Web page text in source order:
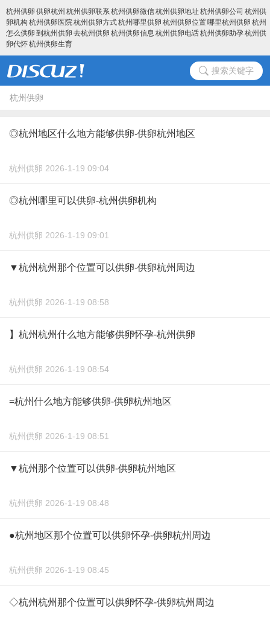
杭州供卵 供卵杭州 杭州供卵联系杭州供卵微信杭州供卵地址 杭州供卵公司 杭州供
卵机构 杭州供卵医院杭州供卵方式杭州哪里供卵 杭州供卵位置哪里杭州供卵 杭州
怎么供卵 到杭州供卵 去杭州供卵 杭州供卵信息 杭州供卵电话杭州供卵助孕杭州供
卵代怀杭州供卵生育
搜索关键字
杭州供卵
◎杭州地区什么地方能够供卵-供卵杭州地区
杭州供卵 2026-1-19 09:04
◎杭州哪里可以供卵-杭州供卵机构
杭州供卵 2026-1-19 09:01
▼杭州杭州那个位置可以供卵-供卵杭州周边
杭州供卵 2026-1-19 08:58
】杭州杭州什么地方能够供卵怀孕-杭州供卵
杭州供卵 2026-1-19 08:54
=杭州什么地方能够供卵-供卵杭州地区
杭州供卵 2026-1-19 08:51
▼杭州那个位置可以供卵-供卵杭州地区
杭州供卵 2026-1-19 08:48
●杭州地区那个位置可以供卵怀孕-供卵杭州周边
杭州供卵 2026-1-19 08:45
◇杭州杭州那个位置可以供卵怀孕-供卵杭州周边